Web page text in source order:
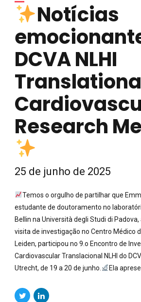
Notícias
DCVA NLHI
Research
25 de junho de 2025
Temos o orgulho de partilhar que
estudante de doutoramento no
Bellin na Università degli Studi di
visita de investigação no Centro Médico
Leiden, participou no 9.o Encontro de
Cardiovascular Translacional NLHI do
Utrecht, de 19 a 20 de junho.
Ela